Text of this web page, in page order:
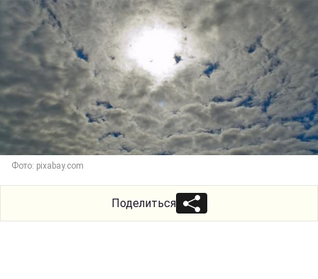
Фото: pixabay.com
Поделиться